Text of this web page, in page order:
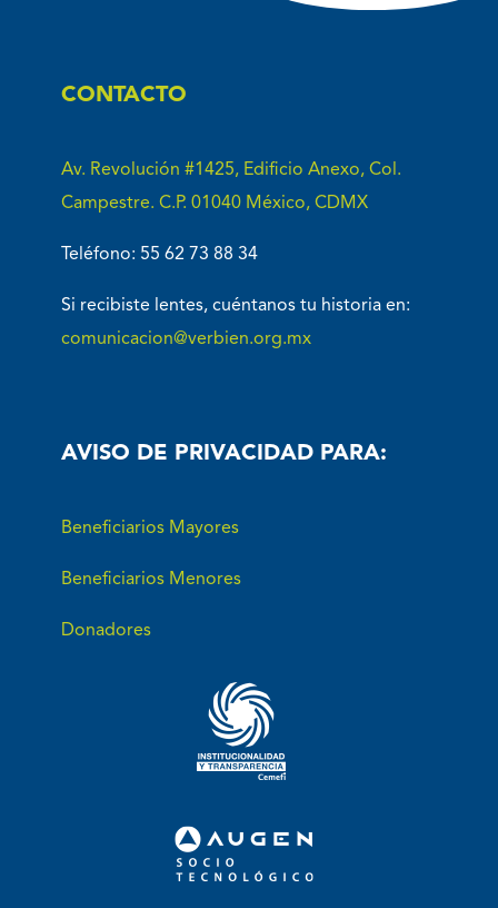
CONTACTO
Av. Revolución #1425, Edificio Anexo, Col.
Campestre. C.P. 01040 México, CDMX
Teléfono: 55 62 73 88 34
Si recibiste lentes, cuéntanos tu historia en:
comunicacion@verbien.org.mx
AVISO DE PRIVACIDAD PARA:
Beneficiarios Mayores
Beneficiarios Menores
Donadores